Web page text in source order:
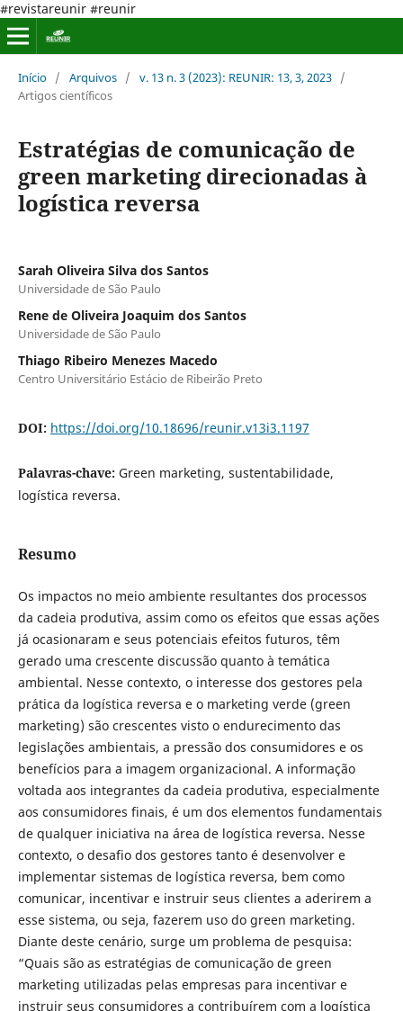
#revistareunir #reunir
Início / Arquivos / v. 13 n. 3 (2023): REUNIR: 13, 3, 2023 /
Artigos científicos
Estratégias de comunicação de
green marketing direcionadas à
logística reversa
Sarah Oliveira Silva dos Santos
Universidade de São Paulo
Rene de Oliveira Joaquim dos Santos
Universidade de São Paulo
Thiago Ribeiro Menezes Macedo
Centro Universitário Estácio de Ribeirão Preto
DOI: https://doi.org/10.18696/reunir.v13i3.1197
Palavras-chave: Green marketing, sustentabilidade,
logística reversa.
Resumo
Os impactos no meio ambiente resultantes dos processos
da cadeia produtiva, assim como os efeitos que essas ações
já ocasionaram e seus potenciais efeitos futuros, têm
gerado uma crescente discussão quanto à temática
ambiental. Nesse contexto, o interesse dos gestores pela
prática da logística reversa e o marketing verde (green
marketing) são crescentes visto o endurecimento das
legislações ambientais, a pressão dos consumidores e os
benefícios para a imagem organizacional. A informação
voltada aos integrantes da cadeia produtiva, especialmente
aos consumidores finais, é um dos elementos fundamentais
de qualquer iniciativa na área de logística reversa. Nesse
contexto, o desafio dos gestores tanto é desenvolver e
implementar sistemas de logística reversa, bem como
comunicar, incentivar e instruir seus clientes a aderirem a
esse sistema, ou seja, fazerem uso do green marketing.
Diante deste cenário, surge um problema de pesquisa:
“Quais são as estratégias de comunicação de green
marketing utilizadas pelas empresas para incentivar e
instruir seus consumidores a contribuírem com a logística